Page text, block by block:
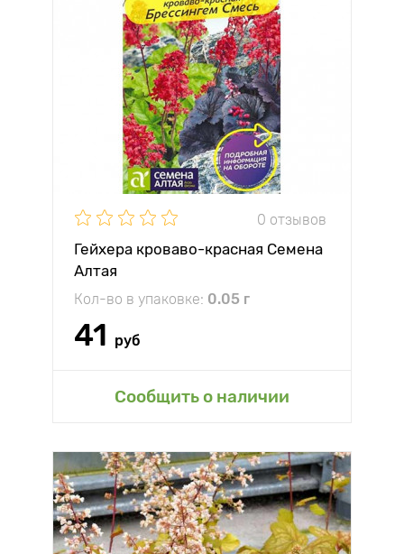
0 отзывов
Гейхера кроваво-красная Семена
Алтая
Кол-во в упаковке: 0.05 г
41 руб
Сообщить о наличии